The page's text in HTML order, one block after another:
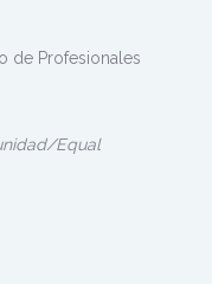
de Profesionales
Equal